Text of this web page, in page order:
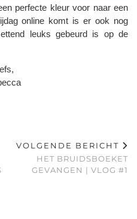
perfecte kleur voor naar een
online komt is er ook nog
leuks gebeurd is op de
VOLGENDE BERICHT
HET BRUIDSBOEKET
GEVANGEN | VLOG #1